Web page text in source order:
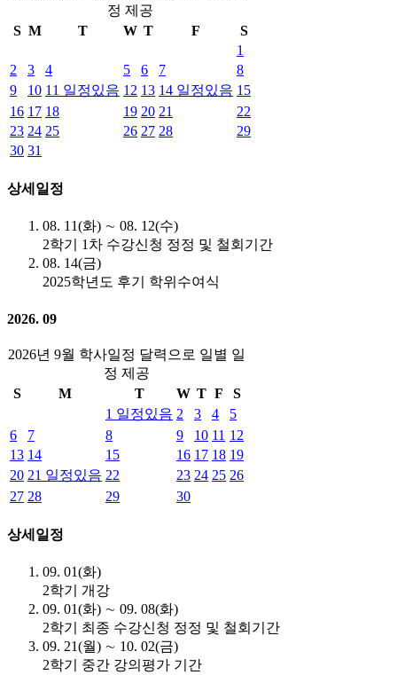
정 제공
S M T W T F
S
1
2
3 4 5 6 7
8
9
10 11 일정있음 12 13 14 일정있음 15
16 17 18 19 20 21
22
23 24 25 26 27 28
29
30 31
상세일정
08. 11(화) ∼ 08. 12(수)
2학기 1차 수강신청 정정 및 철회기간
08. 14(금)
2025학년도 후기 학위수여식
2026. 09
2026년 9월 학사일정 달력으로 일별 일
정 제공
S
M T W T F
S
1 일정있음 2 3 4
5
6
7 8 9 10 11 12
13 14 15 16 17 18 19
20 21 일정있음 22 23 24 25 26
27 28 29 30
상세일정
09. 01(화)
2학기 개강
09. 01(화) ∼ 09. 08(화)
2학기 최종 수강신청 정정 및 철회기간
09. 21(월) ∼ 10. 02(금)
2학기 중간 강의평가 기간